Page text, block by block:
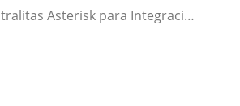
Buscamos Proveedores de Centralitas Asterisk para Integración con vTiger CRM